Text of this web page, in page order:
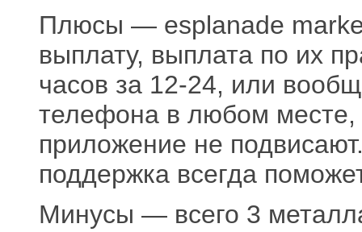
Плюсы — esplanade
выплату, выплата по их
часов за 12-24, или
телефона в любом месте,
приложение не
поддержка всегда
Минусы — всего 3